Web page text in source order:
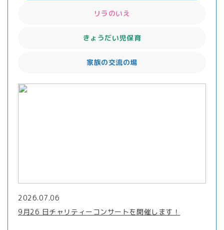
リラのいえ
きょうだい児保育
家族の交流の場
2026.07.06
9月26 日チャリティーコンサートを開催します！